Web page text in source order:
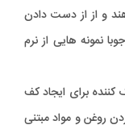
و از از دست دادن
نمونه هایی از نرم
برای ایجاد کف
روغن و مواد مبتنی